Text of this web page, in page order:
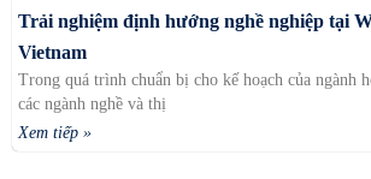
Trải nghiệm định hướng nghề nghiệp tại
Vietnam
Trong quá trình chuẩn bị cho kế hoạch của ngành
các ngành nghề và thị
Xem tiếp »